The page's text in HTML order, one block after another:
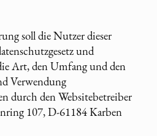
soll die Nutzer dieser
und
Art, den Umfang und den
Verwendung
durch den Websitebetreiber
107, D-61184 Karben